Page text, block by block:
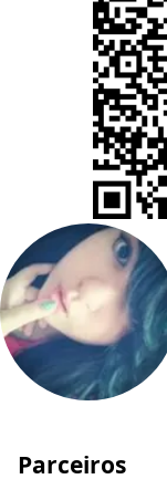
Parceiros